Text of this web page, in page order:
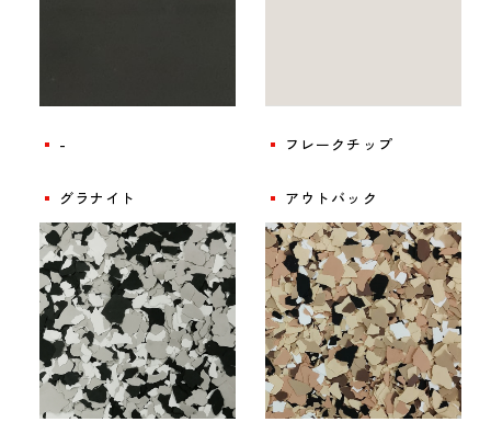
- フレークチップ
グラナイト アウトバック